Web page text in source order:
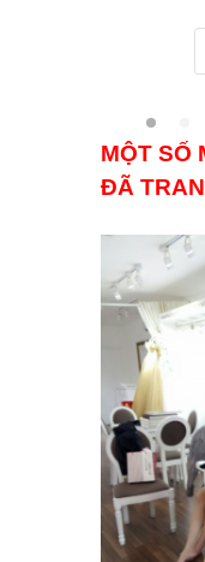
MỘT SỐ
ĐÃ